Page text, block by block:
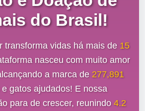
do Brasil!
transforma vidas há mais de 15
nasceu com muito amor
a marca de 277,891
gatos ajudados! E nossa
para de crescer, reunindo 4.2